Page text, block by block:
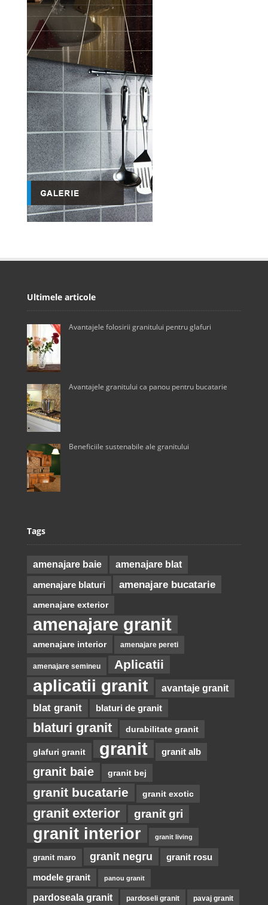
Ultimele articole
Avantajele folosirii granitului pentru glafuri
Avantajele granitului ca panou pentru bucatarie
Beneficiile sustenabile ale granitului
Tags
amenajare baie amenajare blat
amenajare blaturi amenajare bucatarie
amenajare exterior
amenajare granit
amenajare interior amenajare pereti
amenajare semineu Aplicatii
aplicatii granit avantaje granit
blat granit blaturi de granit
blaturi granit durabilitate granit
glafuri granit granit granit alb
granit baie granit bej
granit bucatarie granit exotic
granit exterior granit gri
granit interior granit living
granit maro granit negru granit rosu
modele granit panou granit
pardoseala granit pardoseli granit pavaj granit